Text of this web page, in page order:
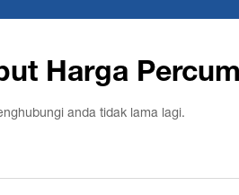
Harga
anda tidak lama lagi.